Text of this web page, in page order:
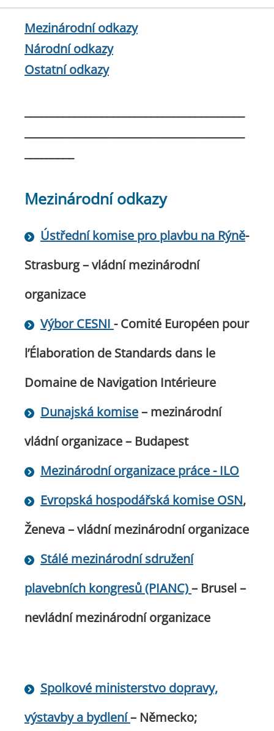
Mezinárodní odkazy
Národní odkazy
Ostatní odkazy
Mezinárodní odkazy
Ústřední komise pro plavbu na Rýně-
Strasburg – vládní mezinárodní
organizace
Výbor CESNI - Comité Européen pour
l’Élaboration de Standards dans le
Domaine de Navigation Intérieure
Dunajská komise– mezinárodní
vládní organizace – Budapest
Mezinárodní organizace práce - ILO
Evropská hospodářská komise OSN,
Ženeva – vládní mezinárodní organizace
Stálé mezinárodní sdružení
plavebních kongresů (PIANC)– Brusel –
nevládní mezinárodní organizace
Spolkové ministerstvo dopravy,
výstavby a bydlení– Německo;